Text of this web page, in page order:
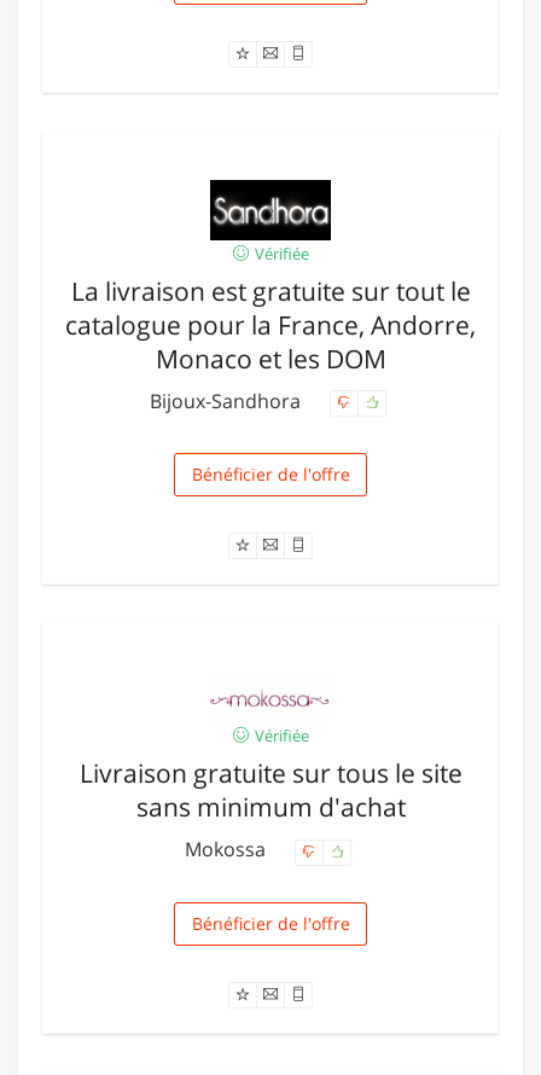
Vérifiée
La livraison est gratuite sur tout le
catalogue pour la France, Andorre,
Monaco et les DOM
Bijoux-Sandhora
Livraison
Bénéficier de l'offre
Vérifiée
Livraison gratuite sur tous le site
sans minimum d'achat
Mokossa
Livraison
Bénéficier de l'offre